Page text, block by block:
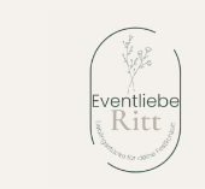
springen